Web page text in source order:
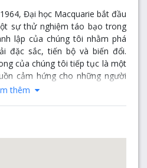
Đại học Macquarie bắt đầu
sự thử nghiệm táo bạo trong
lập của chúng tôi nhằm phá
đặc sắc, tiến bộ và biến đổi.
của chúng tôi tiếp tục là một
cảm hứng cho những người
Đại học Macquarie luôn nằm
học hàng đầu thế giới và top
tính đột phá, chúng tôi là
thêm